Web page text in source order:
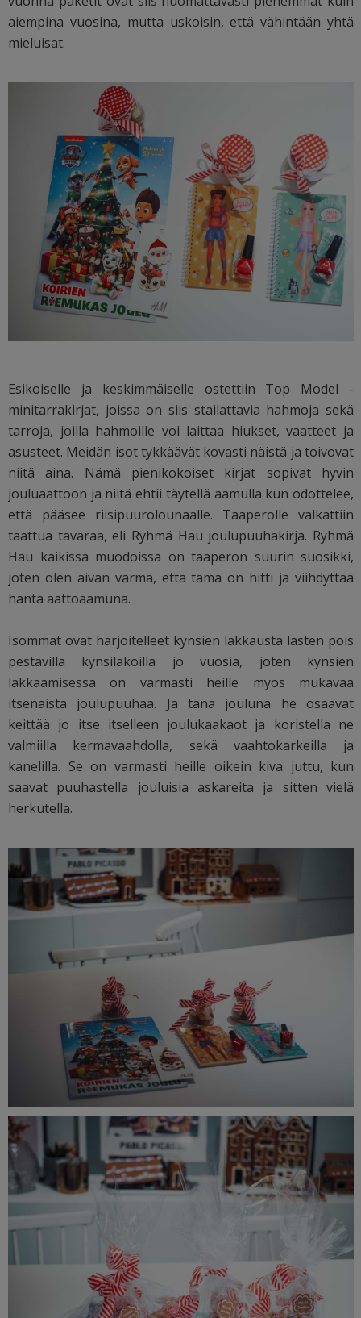
aiempina vuosina, mutta uskoisin, että vähintään yhtä
mieluisat.
Esikoiselle ja keskimmäiselle ostettiin Top Model -
minitarrakirjat, joissa on siis stailattavia hahmoja sekä
tarroja, joilla hahmoille voi laittaa hiukset, vaatteet ja
asusteet. Meidän isot tykkäävät kovasti näistä ja toivovat
niitä aina. Nämä pienikokoiset kirjat sopivat hyvin
jouluaattoon ja niitä ehtii täytellä aamulla kun odottelee,
että pääsee riisipuurolounaalle. Taaperolle valkattiin
taattua tavaraa, eli Ryhmä Hau joulupuuhakirja. Ryhmä
Hau kaikissa muodoissa on taaperon suurin suosikki,
joten olen aivan varma, että tämä on hitti ja viihdyttää
häntä aattoaamuna.
Isommat ovat harjoitelleet kynsien lakkausta lasten pois
pestävillä kynsilakoilla jo vuosia, joten kynsien
lakkaamisessa on varmasti heille myös mukavaa
itsenäistä joulupuuhaa. Ja tänä jouluna he osaavat
keittää jo itse itselleen joulukaakaot ja koristella ne
valmiilla kermavaahdolla, sekä vaahtokarkeilla ja
kanelilla. Se on varmasti heille oikein kiva juttu, kun
saavat puuhastella jouluisia askareita ja sitten vielä
herkutella.